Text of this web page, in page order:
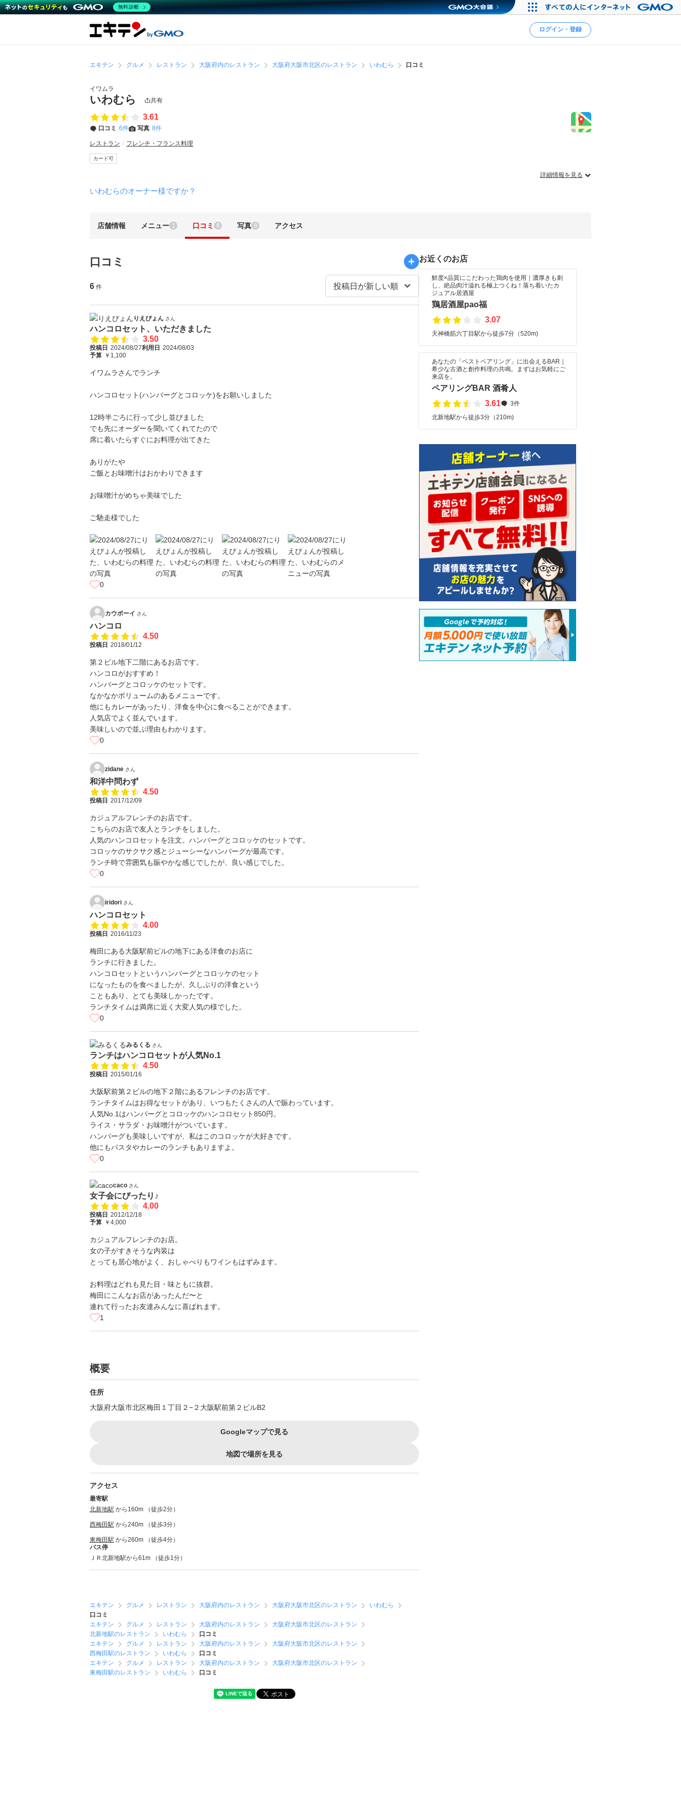
ログイン・登録
エキテン グルメ レストラン 大阪府内のレストラン 大阪府大阪市北区のレストラン いわむら 口コミ
イワムラ
いわむら 共有
3.61
口コミ 6件 写真 8件
レストラン フレンチ・フランス料理
カード可
詳細情報を見る
いわむらのオーナー様ですか？
店舗情報 メニュー 1 口コミ 6 写真 8 アクセス
口コミ
6 件
りえぴょん さん
ハンコロセット、いただきました
3.50
投稿日 2024/08/27利用日 2024/08/03
予算 ￥1,100
イワムラさんでランチ
ハンコロセット(ハンバーグとコロッケ)をお願いしました
12時半ごろに行って少し並びました
でも先にオーダーを聞いてくれてたので
席に着いたらすぐにお料理が出てきた
ありがたや
ご飯とお味噌汁はおかわりできます
お味噌汁がめちゃ美味でした
ご馳走様でした
0
カウボーイ さん
ハンコロ
4.50
投稿日 2018/01/12
第２ビル地下二階にあるお店です。
ハンコロがおすすめ！
ハンバーグとコロッケのセットです。
なかなかボリュームのあるメニューです。
他にもカレーがあったり、洋食を中心に食べることができます。
人気店でよく並んでいます。
美味しいので並ぶ理由もわかります。
0
zidane さん
和洋中問わず
4.50
投稿日 2017/12/09
カジュアルフレンチのお店です。
こちらのお店で友人とランチをしました。
人気のハンコロセットを注文。ハンバーグとコロッケのセットです。
コロッケのサクサク感とジューシーなハンバーグが最高です。
ランチ時で雰囲気も賑やかな感じでしたが、良い感じでした。
0
iridori さん
ハンコロセット
4.00
投稿日 2016/11/23
梅田にある大阪駅前ピルの地下にある洋食のお店に
ランチに行きました。
ハンコロセットというハンバーグとコロッケのセット
になったものを食べましたが、久しぶりの洋食という
こともあり、とても美味しかったです。
ランチタイムは満席に近く大変人気の様でした。
0
みるくる さん
ランチはハンコロセットが人気No.1
4.50
投稿日 2015/01/16
大阪駅前第２ビルの地下２階にあるフレンチのお店です。
ランチタイムはお得なセットがあり、いつもたくさんの人で賑わっています。
人気No.1はハンバーグとコロッケのハンコロセット850円。
ライス・サラダ・お味噌汁がついています。
ハンバーグも美味しいですが、私はこのコロッケが大好きです。
他にもパスタやカレーのランチもありますよ。
0
caco さん
女子会にぴったり♪
4.00
投稿日 2012/12/18
予算 ￥4,000
カジュアルフレンチのお店。
女の子がすきそうな内装は
とっても居心地がよく、おしゃべりもワインもはずみます。
お料理はどれも見た目・味ともに抜群。
梅田にこんなお店があったんだ〜と
連れて行ったお友達みんなに喜ばれます。
1
概要
住所
大阪府大阪市北区梅田１丁目２−２大阪駅前第２ビルB2
Googleマップで見る
地図で場所を見る
アクセス
最寄駅
北新地駅 から160m （徒歩2分）
西梅田駅 から240m （徒歩3分）
東梅田駅 から260m （徒歩4分）
バス停
ＪＲ北新地駅から61m （徒歩1分）
エキテン グルメ レストラン 大阪府内のレストラン 大阪府大阪市北区のレストラン
いわむら
口コミ
エキテン
グルメ レストラン 大阪府内のレストラン
大阪府大阪市北区のレストラン
北新地駅のレストラン
いわむら
口コミ
エキテン
グルメ レストラン 大阪府内のレストラン
大阪府大阪市北区のレストラン
西梅田駅のレストラン
いわむら
口コミ
エキテン
グルメ レストラン 大阪府内のレストラン
大阪府大阪市北区のレストラン
東梅田駅のレストラン
いわむら 口コミ
お近くのお店
鮮度×品質にこだわった鶏肉を使用｜濃厚きも刺
し、絶品肉汁溢れる極上つくね！落ち着いたカ
ジュアル居酒屋
鶏居酒屋pao福
3.07
天神橋筋六丁目駅から徒歩7分（520m)
あなたの「ベストペアリング」に出会えるBAR｜
希少な古酒と創作料理の共鳴。まずはお気軽にご
来店を。
ペアリングBAR 酒肴人
3.61
3件
北新地駅から徒歩3分（210m)
無料診断